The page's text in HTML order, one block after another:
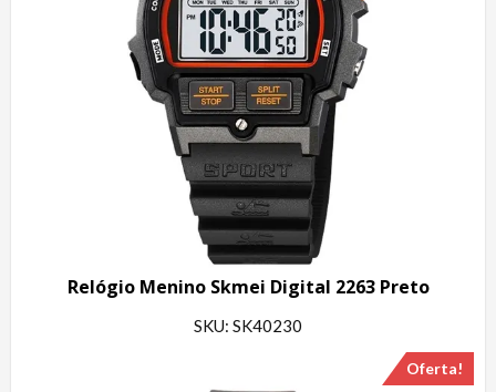
Relógio Menino Skmei Digital 2263 Preto
SKU: SK40230
Oferta!